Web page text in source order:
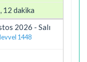
12 dakika
2026 - Salı
1448